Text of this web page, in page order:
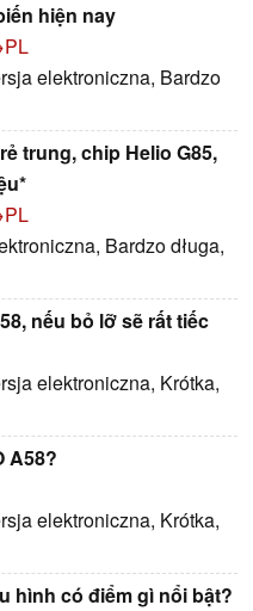
hiện nay
elektroniczna, Bardzo
trung, chip Helio G85,
Bardzo długa,
nếu bỏ lỡ sẽ rất tiếc
elektroniczna, Krótka,
A58?
elektroniczna, Krótka,
hình có điểm gì nổi bật?